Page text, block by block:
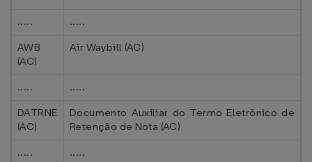
.....
.....
AWB
(AC)
Air Waybill (AC)
.....
.....
DATRNE
(AC)
Documento Auxiliar do Termo Eletrônico de
Retenção de Nota (AC)
.....
.....